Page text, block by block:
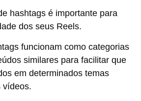
hashtags é importante para
dos seus Reels.
funcionam como categorias
similares para facilitar que
em determinados temas
vídeos.